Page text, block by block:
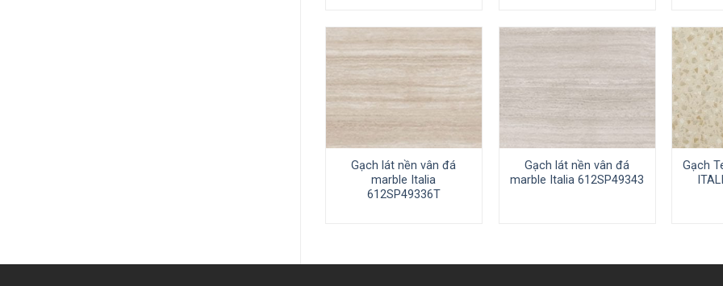
Gạch lát nền vân đá
marble Italia
612SP49336T
Gạch lát nền vân đá
marble Italia 612SP49343
Gạch